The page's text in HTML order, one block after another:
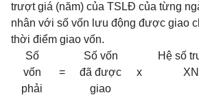
trượt giá (năm) của TSLĐ của từng
nhân với số vốn lưu động được giao
thời điểm giao vốn.
Số
vốn
phải
=
Số vốn
đã được
giao
x
Hệ số